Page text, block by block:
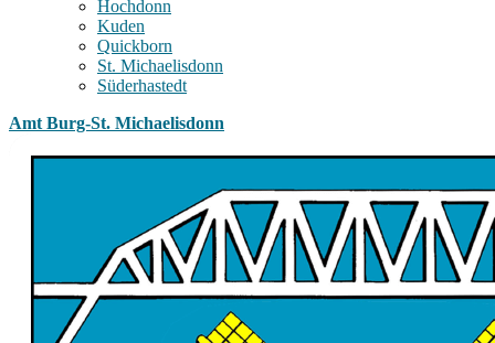
Hochdonn
Kuden
Quickborn
St. Michaelisdonn
Süderhastedt
Amt Burg-St. Michaelisdonn